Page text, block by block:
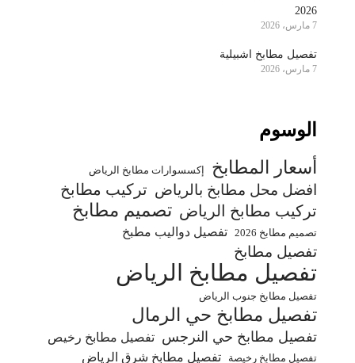
2026
7 مارس، 2026
تفصيل مطابخ اشبيلية
7 مارس، 2026
الوسوم
أسعار المطابخ إكسسوارات مطابخ الرياض
افضل محل مطابخ بالرياض تركيب مطابخ
تركيب مطابخ الرياض تصميم مطابخ
تصميم مطابخ 2026 تفصيل دواليب مطبخ
تفصيل مطابخ
تفصيل مطابخ الرياض
تفصيل مطابخ جنوب الرياض
تفصيل مطابخ حي الرمال
تفصيل مطابخ حي النرجس تفصيل مطابخ رخيص
تفصيل مطابخ رخيصة
تفصيل مطابخ شرق الرياض